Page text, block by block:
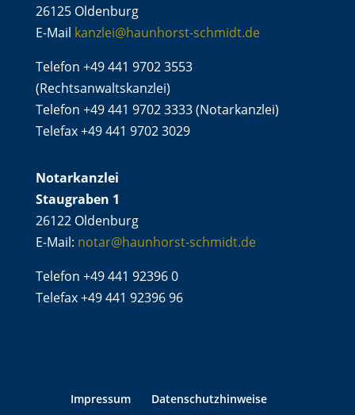
26125 Oldenburg
E-Mail kanzlei@haunhorst-schmidt.de
Telefon +49 441 9702 3553
(Rechtsanwaltskanzlei)
Telefon +49 441 9702 3333 (Notarkanzlei)
Telefax +49 441 9702 3029
Notarkanzlei
Staugraben 1
26122 Oldenburg
E-Mail: notar@haunhorst-schmidt.de
Telefon +49 441 92396 0
Telefax +49 441 92396 96
Impressum
Datenschutzhinweise